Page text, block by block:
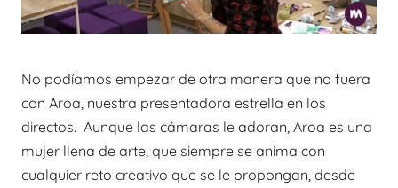
No podíamos empezar de otra manera que no fuera
con Aroa, nuestra presentadora estrella en los
directos. Aunque las cámaras le adoran, Aroa es una
mujer llena de arte, que siempre se anima con
cualquier reto creativo que se le propongan, desde